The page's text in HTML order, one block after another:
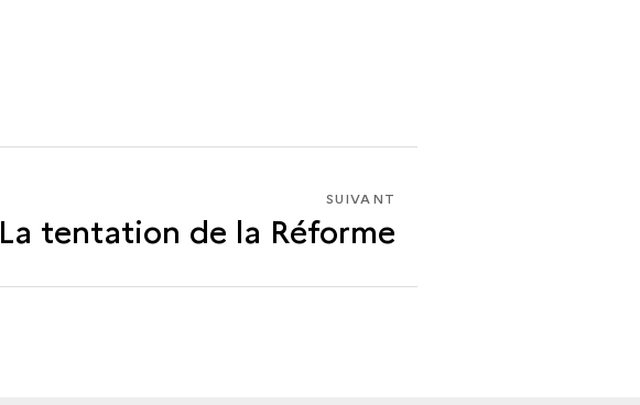
SUIVANT
LA
TENTATION
SUIVANT
La tentation de la Réforme